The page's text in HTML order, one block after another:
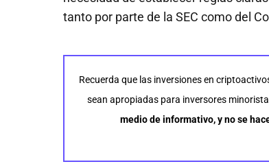
tanto por parte de la SEC como del
Recuerda que las inversiones en
sean apropiadas para inversores
medio de informativo, y no se